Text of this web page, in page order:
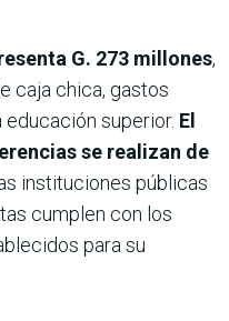
G. 273 millones,
caja chica, gastos
superior. El
se realizan de
instituciones públicas
cumplen con los
para su